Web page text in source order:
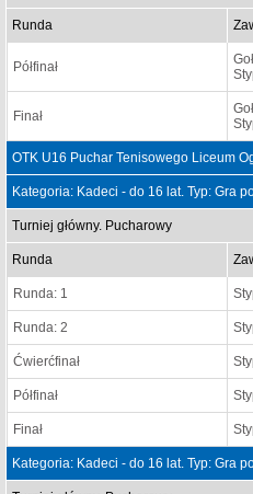
Runda
Półfinał
Finał
OTK U16 Puchar Tenisowego Liceum
Kategoria: Kadeci - do 16 lat. Typ: Gra
Turniej główny. Pucharowy
Runda
Runda: 1
Runda: 2
Ćwierćfinał
Półfinał
Finał
Kategoria: Kadeci - do 16 lat. Typ: Gra